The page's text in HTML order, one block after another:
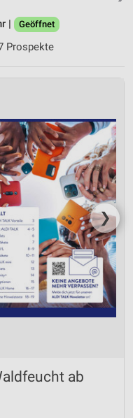
|
Geöffnet
Prospekte
❯
ab